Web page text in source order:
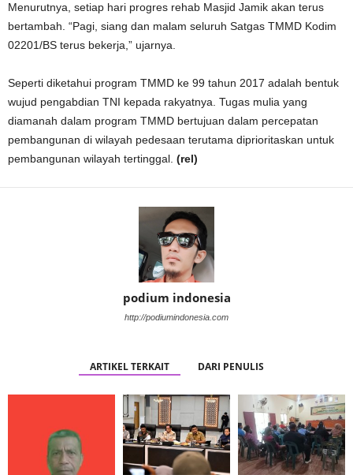
Menurutnya, setiap hari progres rehab Masjid Jamik akan terus
bertambah. “Pagi, siang dan malam seluruh Satgas TMMD Kodim
02201/BS terus bekerja,” ujarnya.
Seperti diketahui program TMMD ke 99 tahun 2017 adalah bentuk
wujud pengabdian TNI kepada rakyatnya. Tugas mulia yang
diamanah dalam program TMMD bertujuan dalam percepatan
pembangunan di wilayah pedesaan terutama diprioritaskan untuk
pembangunan wilayah tertinggal. (rel)
podium indonesia
http://podiumindonesia.com
ARTIKEL TERKAIT DARI PENULIS